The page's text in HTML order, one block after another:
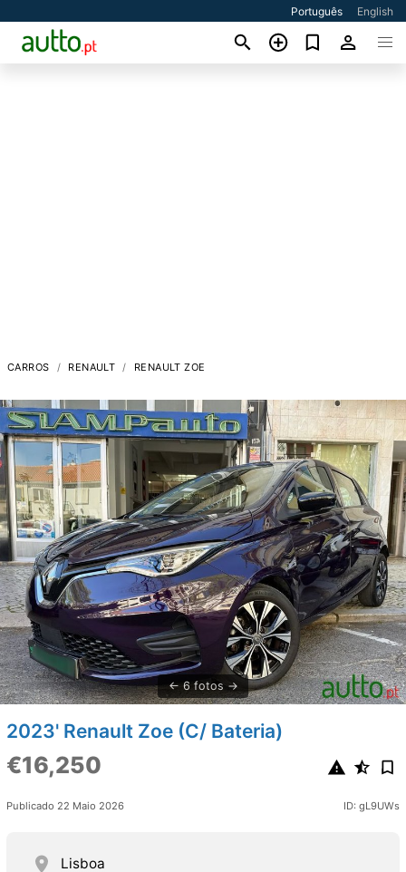
Português English
CARROS RENAULT RENAULT ZOE
6 fotos
2023' Renault Zoe (C/ Bateria)
€16,250
Publicado 22 Maio 2026 ID: gL9UWs
Lisboa